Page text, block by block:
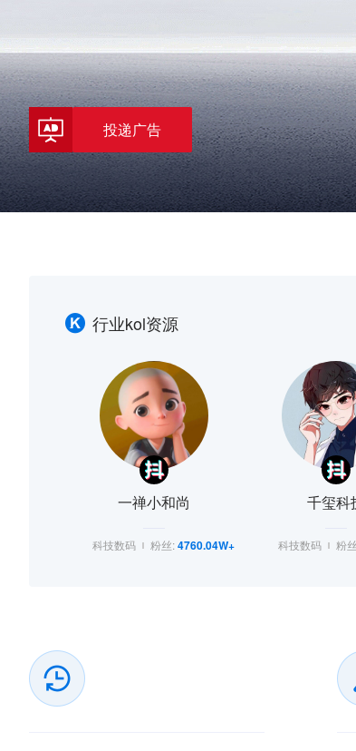
投递广告
行业kol资源
一禅小和尚
科技数码 粉丝:4760.04W+
千玺科
科技数码 粉